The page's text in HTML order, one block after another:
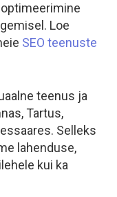
Loe
SEO teenuste
teenus ja
Tartus,
Selleks
lahenduse,
kui ka